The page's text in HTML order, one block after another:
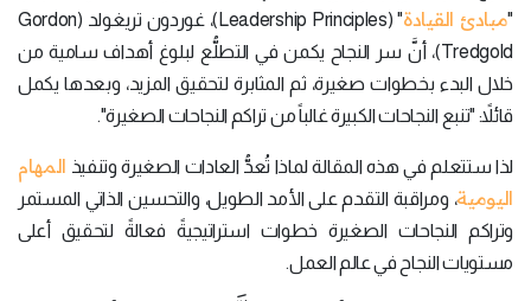
"مبادئ القيادة
" (Leadership Principles)، غوردون تريغولد (Gordon
Tredgold)، أنَّ سر النجاح يكمن في التطلُّع لبلوغ أهداف سامية من
خلال البدء بخطوات صغيرة، ثم المثابرة لتحقيق المزيد، وبعدها يكمل
قائلاً: "تنبع النجاحات الكبيرة غالباً من تراكم النجاحات الصغيرة".
لذا ستتعلم في هذه المقالة لماذا تُعدُّ العادات الصغيرة وتنفيذ المهام
اليومية، ومراقبة التقدم على الأمد الطويل، والتحسين الذاتي المستمر
وتراكم النجاحات الصغيرة خطوات استراتيجيةً فعالةً لتحقيق أعلى
مستويات النجاح في عالم العمل.